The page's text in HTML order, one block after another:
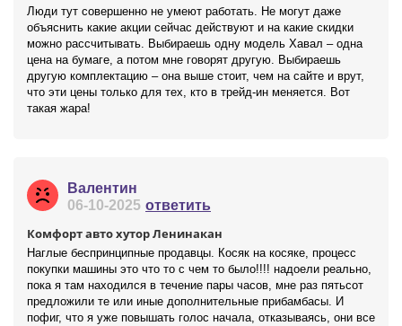
Люди тут совершенно не умеют работать. Не могут даже
объяснить какие акции сейчас действуют и на какие скидки
можно рассчитывать. Выбираешь одну модель Хавал – одна
цена на бумаге, а потом мне говорят другую. Выбираешь
другую комплектацию – она выше стоит, чем на сайте и врут,
что эти цены только для тех, кто в трейд-ин меняется. Вот
такая жара!
Валентин
06-10-2025 ответить
Комфорт авто хутор Ленинакан
Наглые беспринципные продавцы. Косяк на косяке, процесс
покупки машины это что то с чем то было!!!! надоели реально,
пока я там находился в течение пары часов, мне раз пятьсот
предложили те или иные дополнительные прибамбасы. И
пофиг, что я уже повышать голос начала, отказываясь, они все